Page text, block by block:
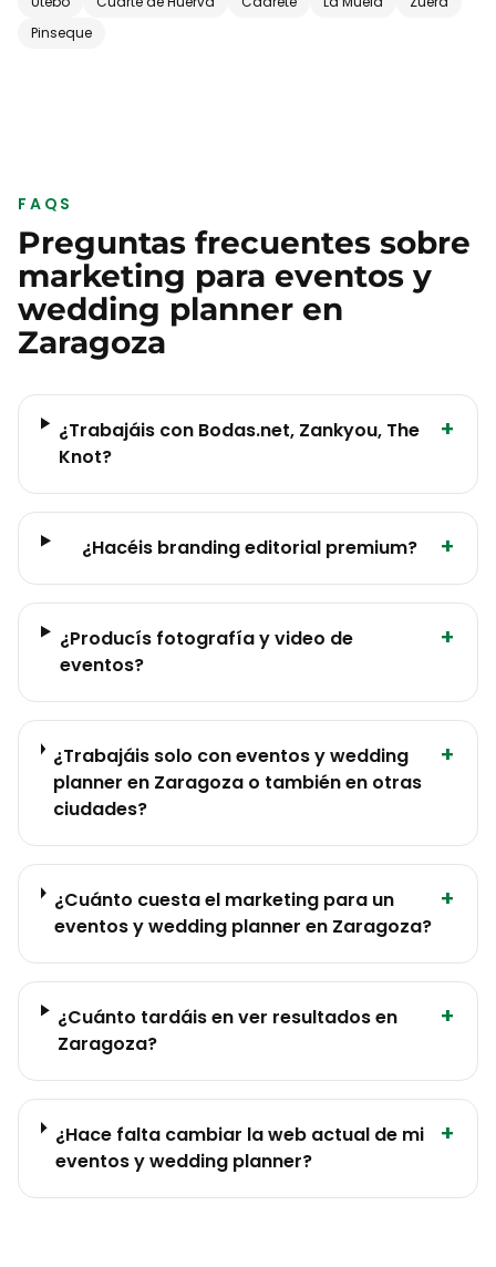
Pinseque
FAQS
Preguntas frecuentes sobre
marketing para eventos y
wedding planner en
Zaragoza
¿Trabajáis con Bodas.net, Zankyou, The
Knot?
+
¿Hacéis branding editorial premium? +
¿Producís fotografía y video de
eventos?
+
¿Trabajáis solo con eventos y wedding
planner en Zaragoza o también en otras
ciudades?
+
¿Cuánto cuesta el marketing para un
eventos y wedding planner en Zaragoza?
+
¿Cuánto tardáis en ver resultados en
Zaragoza?
+
¿Hace falta cambiar la web actual de mi
eventos y wedding planner?
+